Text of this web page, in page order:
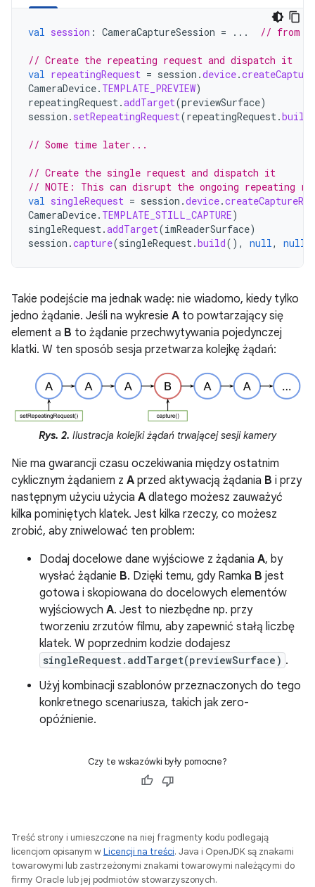
val session : CameraCaptureSession = ... // from
// Create the repeating request and dispatch it
val repeatingRequest = session .device.
CameraDevice. TEMPLATE_PREVIEW)
repeatingRequest.addTarget(previewSurface)
session . setRepeatingRequest(repeatingRequest.build
// Some time later...
// Create the single request and dispatch it
// NOTE: This can disrupt the ongoing repeating
val singleRequest = session .device.
CameraDevice. TEMPLATE_STILL_CAPTURE)
singleRequest.addTarget(imReaderSurface)
session .capture(singleRequest.build(), null, null
Takie podejście ma jednak wadę: nie wiadomo, kiedy tylko
jedno żądanie. Jeśli na wykresie A to powtarzający się
element a B to żądanie przechwytywania pojedynczej
klatki. W ten sposób sesja przetwarza kolejkę żądań:
Rys. 2. Ilustracja kolejki żądań trwającej sesji kamery
Nie ma gwarancji czasu oczekiwania między ostatnim
cyklicznym żądaniem z A przed aktywacją żądania B i przy
następnym użyciu użycia A dlatego możesz zauważyć
kilka pominiętych klatek. Jest kilka rzeczy, co możesz
zrobić, aby zniwelować ten problem:
Dodaj docelowe dane wyjściowe z żądania A, by
wysłać żądanie B. Dzięki temu, gdy Ramka B jest
gotowa i skopiowana do docelowych elementów
wyjściowych A. Jest to niezbędne np. przy
tworzeniu zrzutów filmu, aby zapewnić stałą liczbę
klatek. W poprzednim kodzie dodajesz
singleRequest.addTarget(previewSurface) .
Użyj kombinacji szablonów przeznaczonych do tego
konkretnego scenariusza, takich jak zero-
opóźnienie.
Czy te wskazówki były pomocne?
Treść strony i umieszczone na niej fragmenty kodu podlegają
licencjom opisanym wLicencji na treści. Java i OpenJDK są znakami
towarowymi lub zastrzeżonymi znakami towarowymi należącymi do
firmy Oracle lub jej podmiotów stowarzyszonych.